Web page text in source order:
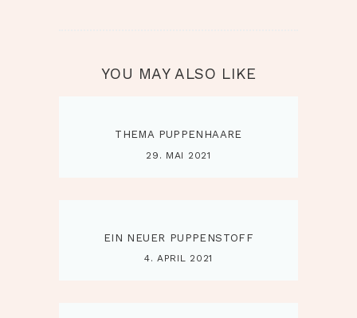
YOU MAY ALSO LIKE
THEMA PUPPENHAARE
29. MAI 2021
EIN NEUER PUPPENSTOFF
4. APRIL 2021